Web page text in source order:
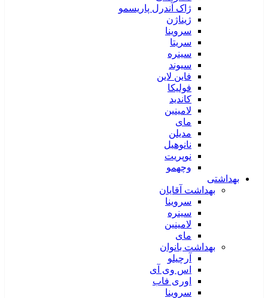
ژاک آندرل پاریسمو
ژیناژن
سروینا
سریتا
سینره
سیوند
فاین لاین
فولیکا
کاندید
لامینین
مای
مدیلن
نانوهیل
نوپریت
وچهمو
بهداشتی
بهداشت آقایان
سروینا
سینره
لامینین
مای
بهداشت بانوان
آرچیلو
اس وی آی
اوری فاب
سروینا